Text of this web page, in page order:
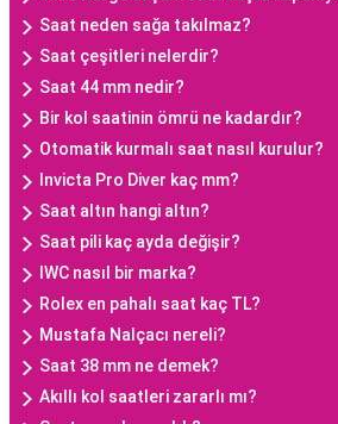
Saat neden sağa takılmaz?
Saat çeşitleri nelerdir?
Saat 44 mm nedir?
Bir kol saatinin ömrü ne kadardır?
Otomatik kurmalı saat nasıl kurulur?
Invicta Pro Diver kaç mm?
Saat altın hangi altın?
Saat pili kaç ayda değişir?
IWC nasıl bir marka?
Rolex en pahalı saat kaç TL?
Mustafa Nalçacı nereli?
Saat 38 mm ne demek?
Akıllı kol saatleri zararlı mı?